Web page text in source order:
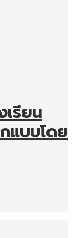
รียน
แบบโดย